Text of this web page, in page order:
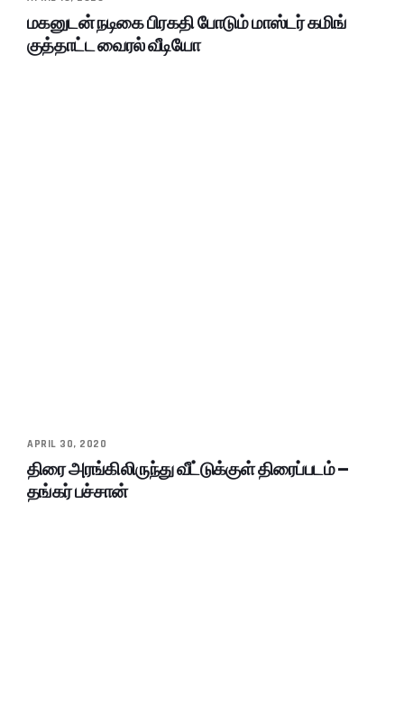
மகனுடன் நடிகை பிரகதி போடும் மாஸ்டர் கமிங்
குத்தாட்ட வைரல் வீடியோ
APRIL 30, 2020
திரை அரங்கிலிருந்து வீட்டுக்குள் திரைப்படம் –
தங்கர் பச்சான்